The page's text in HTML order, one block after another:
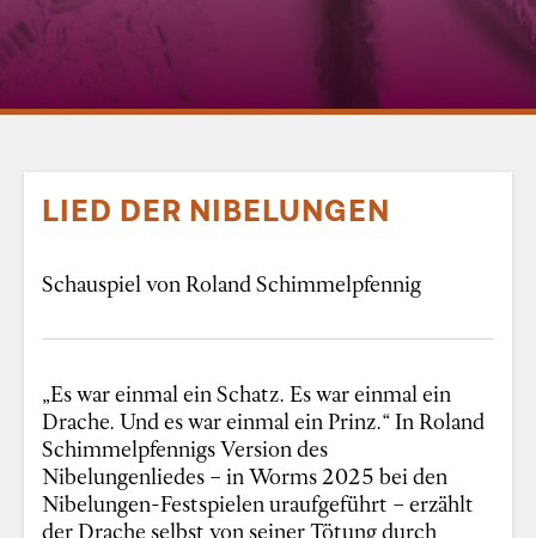
LIED DER NIBELUNGEN
Schauspiel von Roland Schimmelpfennig
„Es war einmal ein Schatz. Es war einmal ein
Drache. Und es war einmal ein Prinz.“ In Roland
Schimmelpfennigs Version des
Nibelungenliedes – in Worms 2025 bei den
Nibelungen-Festspielen uraufgeführt – erzählt
der Drache selbst von seiner Tötung durch